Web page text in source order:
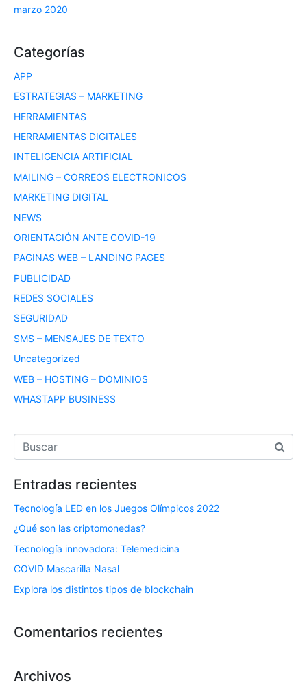
marzo 2020
Categorías
APP
ESTRATEGIAS – MARKETING
HERRAMIENTAS
HERRAMIENTAS DIGITALES
INTELIGENCIA ARTIFICIAL
MAILING – CORREOS ELECTRONICOS
MARKETING DIGITAL
NEWS
ORIENTACIÓN ANTE COVID-19
PAGINAS WEB – LANDING PAGES
PUBLICIDAD
REDES SOCIALES
SEGURIDAD
SMS – MENSAJES DE TEXTO
Uncategorized
WEB – HOSTING – DOMINIOS
WHASTAPP BUSINESS
Entradas recientes
Tecnología LED en los Juegos Olímpicos 2022
¿Qué son las criptomonedas?
Tecnología innovadora: Telemedicina
COVID Mascarilla Nasal
Explora los distintos tipos de blockchain
Comentarios recientes
Archivos